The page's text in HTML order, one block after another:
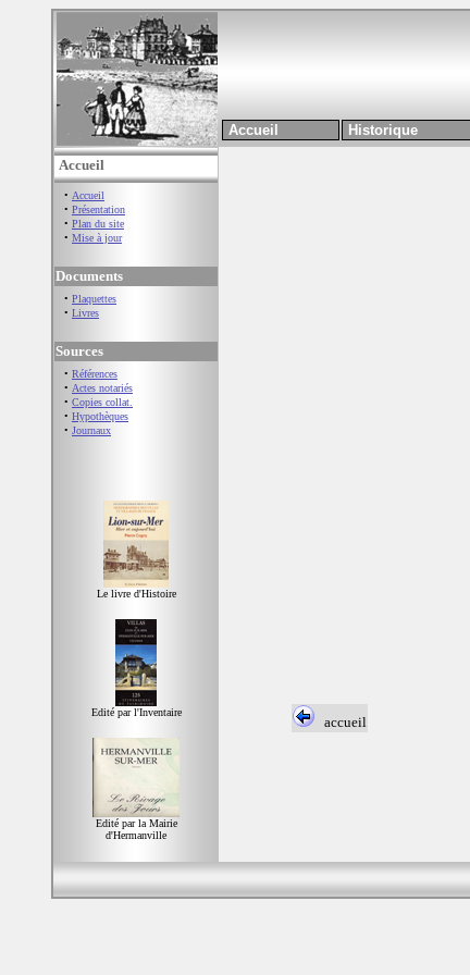
Accueil Historique
Accueil
• Accueil
• Présentation
• Plan du site
• Mise à jour
Documents
• Plaquettes
• Livres
Sources
• Références
• Actes notariés
• Copies collat.
• Hypothèques
• Journaux
accueil
Le livre d'Histoire
Edité par l'Inventaire
Edité par la Mairie
d'Hermanville